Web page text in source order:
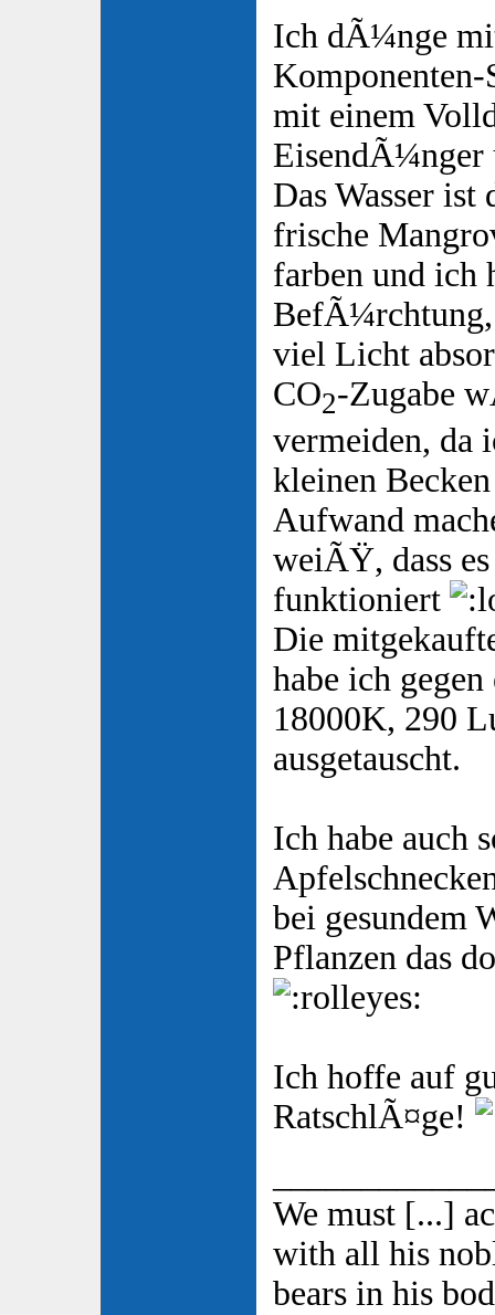
Ich dÃ¼nge
mit einem
Das Wasser
frische
farben und ich
BefÃ¼rchtung,
viel Licht
CO2-Zugabe
vermeiden, da
kleinen
Aufwand
weiÃŸ, dass
funktioniert
Die
habe ich
18000K, 290
ausgetauscht.
Ich habe auch
bei gesundem
Pflanzen das
Ich hoffe auf
RatschlÃ¤ge!
We must [...]
with all his
bears in his